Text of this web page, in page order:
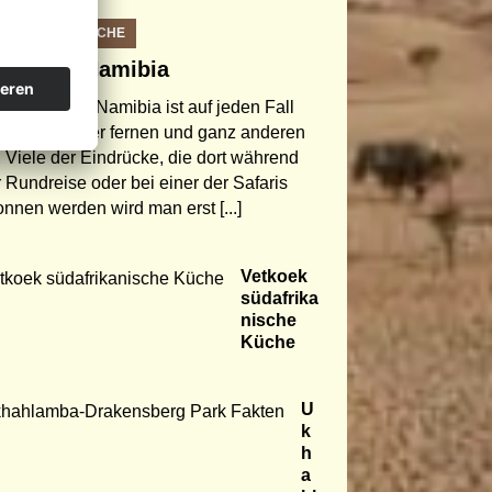
KÜCHE
Bier in Namibia
nach Namibia ist auf jeden Fall
in einer fernen und ganz anderen
Viele der Eindrücke, die dort während
Rundreise oder bei einer der Safaris
werden wird man erst [...]
Vetkoek
südafrika
nische
Küche
U
k
h
a